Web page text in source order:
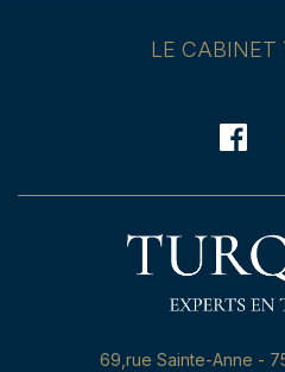
LE CABINET
69,rue Sainte-Anne -